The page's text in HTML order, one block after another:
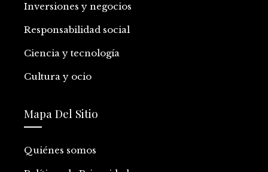
Inversiones y negocios
Responsabilidad social
Ciencia y tecnología
Cultura y ocio
Mapa Del Sitio
Quiénes somos